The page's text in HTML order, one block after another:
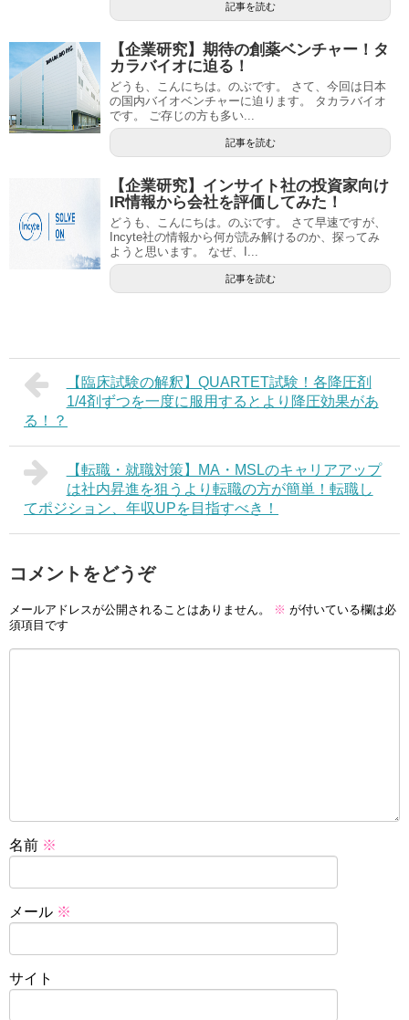
記事を読む
【企業研究】期待の創薬ベンチャー！タ
カラバイオに迫る！
どうも、こんにちは。のぶです。 さて、今回は日本
の国内バイオベンチャーに迫ります。 タカラバイオ
です。 ご存じの方も多い...
記事を読む
【企業研究】インサイト社の投資家向け
IR情報から会社を評価してみた！
どうも、こんにちは。のぶです。 さて早速ですが、
Incyte社の情報から何が読み解けるのか、探ってみ
ようと思います。 なぜ、I...
記事を読む
【臨床試験の解釈】QUARTET試験！各降圧剤
1/4剤ずつを一度に服用するとより降圧効果があ
る！？
【転職・就職対策】MA・MSLのキャリアアップ
は社内昇進を狙うより転職の方が簡単！転職し
てポジション、年収UPを目指すべき！
コメントをどうぞ
メールアドレスが公開されることはありません。 ※ が付いている欄は必
須項目です
名前 ※
メール ※
サイト